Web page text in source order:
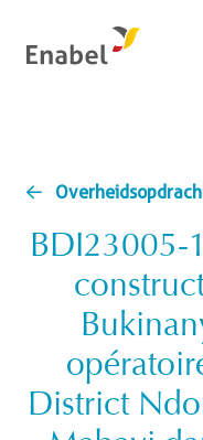
BDI23005-
District